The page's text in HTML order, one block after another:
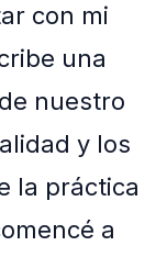
con mi
una
nuestro
y los
la práctica
a